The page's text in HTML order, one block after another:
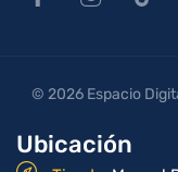
Ubicación
© 2026 Espacio